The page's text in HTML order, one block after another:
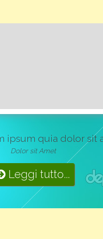
quia dolor sit
Dolor sit Amet
Leggi tutto...